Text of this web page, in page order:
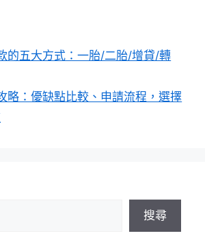
的五大方式：一胎/二胎/增貸/轉
略：優缺點比較、申請流程，選擇
搜尋